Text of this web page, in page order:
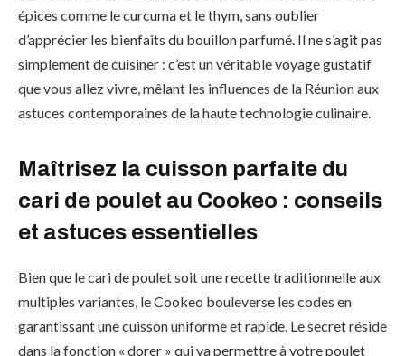
épices comme le curcuma et le thym, sans oublier
d’apprécier les bienfaits du bouillon parfumé. Il ne s’agit pas
simplement de cuisiner : c’est un véritable voyage gustatif
que vous allez vivre, mêlant les influences de la Réunion aux
astuces contemporaines de la haute technologie culinaire.
Maîtrisez la cuisson parfaite du
cari de poulet au Cookeo : conseils
et astuces essentielles
Bien que le cari de poulet soit une recette traditionnelle aux
multiples variantes, le Cookeo bouleverse les codes en
garantissant une cuisson uniforme et rapide. Le secret réside
dans la fonction « dorer » qui va permettre à votre poulet